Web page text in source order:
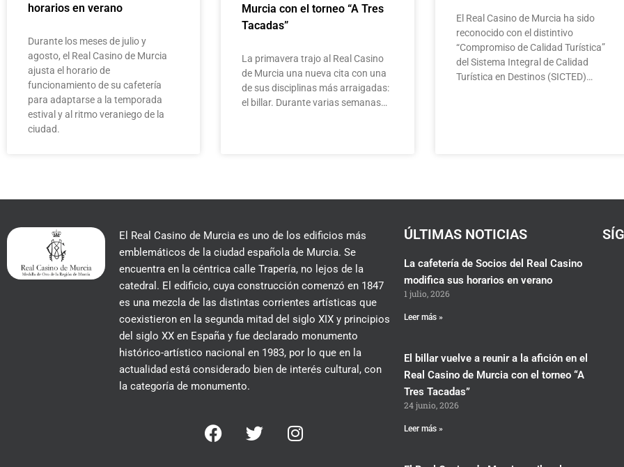
horarios en verano
Durante los meses de julio y
agosto, el Real Casino de Murcia
ajusta el horario de
funcionamiento de su cafetería
para adaptarse a la temporada
estival y al ritmo veraniego de la
ciudad.
Murcia con el torneo “A Tres
Tacadas”
La primavera trajo al Real Casino
de Murcia una nueva cita con una
de sus disciplinas más arraigadas:
el billar. Durante varias semanas…
El Real Casino de Murcia ha sido
reconocido con el distintivo
“Compromiso de Calidad Turística”
del Sistema Integral de Calidad
Turística en Destinos (SICTED)…
El Real Casino de Murcia es uno de los edificios más
emblemáticos de la ciudad española de Murcia. Se
encuentra en la céntrica calle Trapería, no lejos de la
catedral. El edificio, cuya construcción comenzó en 1847
es una mezcla de las distintas corrientes artísticas que
coexistieron en la segunda mitad del siglo XIX y principios
del siglo XX en España y fue declarado monumento
histórico-artístico nacional en 1983, por lo que en la
actualidad está considerado bien de interés cultural, con
la categoría de monumento.
F
a
T
w
I
n
ÚLTIMAS NOTICIAS
La cafetería de Socios del Real Casino
modifica sus horarios en verano
1 julio, 2026
Leer más »
El billar vuelve a reunir a la afición en el
Real Casino de Murcia con el torneo “A
Tres Tacadas”
24 junio, 2026
Leer más »